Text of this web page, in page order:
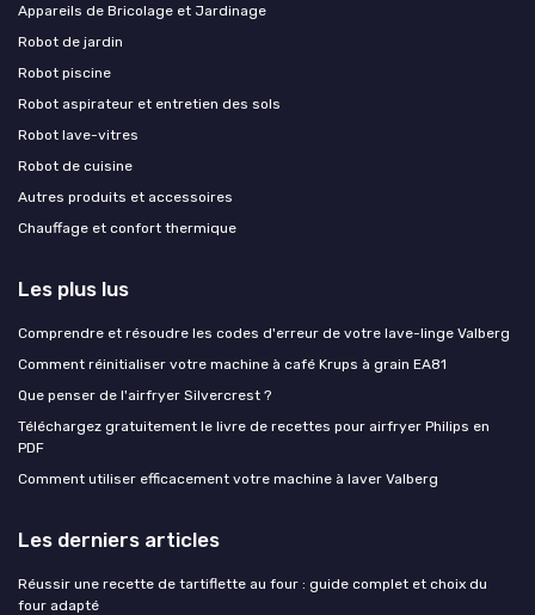
Appareils de Bricolage et Jardinage
Robot de jardin
Robot piscine
Robot aspirateur et entretien des sols
Robot lave-vitres
Robot de cuisine
Autres produits et accessoires
Chauffage et confort thermique
Les plus lus
Comprendre et résoudre les codes d'erreur de votre lave-linge Valberg
Comment réinitialiser votre machine à café Krups à grain EA81
Que penser de l'airfryer Silvercrest ?
Téléchargez gratuitement le livre de recettes pour airfryer Philips en
PDF
Comment utiliser efficacement votre machine à laver Valberg
Les derniers articles
Réussir une recette de tartiflette au four : guide complet et choix du
four adapté